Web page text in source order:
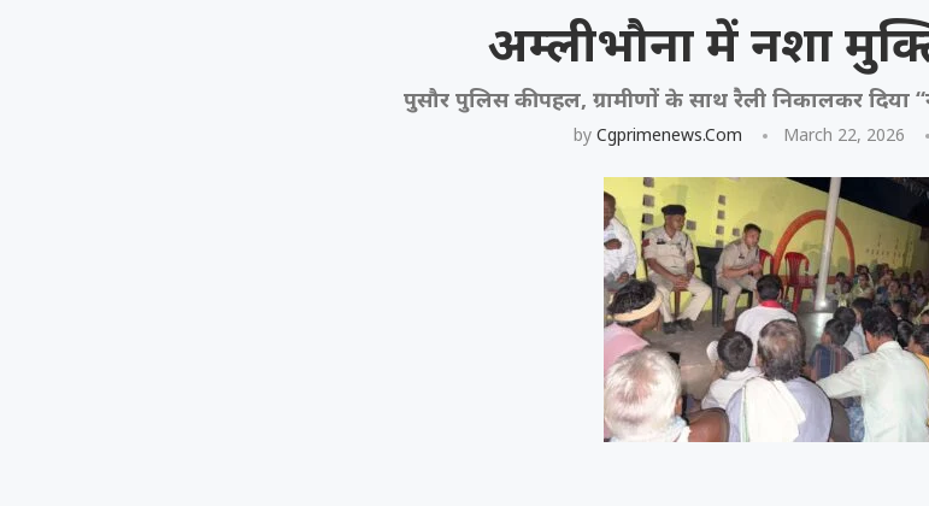
अम्लीभौना में नशा
पुसौर पुलिस की पहल, ग्रामीणों के साथ रैली निकालकर दिया
by Cgprimenews.com March 22, 2026